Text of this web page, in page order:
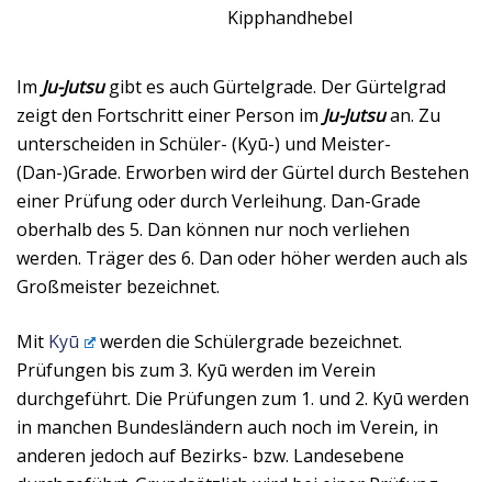
Kipphandhebel
Im Ju-Jutsugibt es auch Gürtelgrade. Der Gürtelgrad
zeigt den Fortschritt einer Person im Ju-Jutsuan. Zu
unterscheiden in Schüler- (Kyū-) und Meister-
(Dan-)Grade. Erworben wird der Gürtel durch Bestehen
einer Prüfung oder durch Verleihung. Dan-Grade
oberhalb des 5. Dan können nur noch verliehen
werden. Träger des 6. Dan oder höher werden auch als
Großmeister bezeichnet.
Mit Kyū
werden die Schülergrade bezeichnet.
Prüfungen bis zum 3. Kyū werden im Verein
durchgeführt. Die Prüfungen zum 1. und 2. Kyū werden
in manchen Bundesländern auch noch im Verein, in
anderen jedoch auf Bezirks- bzw. Landesebene